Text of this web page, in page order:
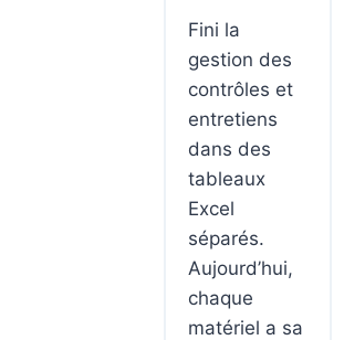
Fini la
gestion des
contrôles et
entretiens
dans des
tableaux
Excel
séparés.
Aujourd’hui,
chaque
matériel a sa